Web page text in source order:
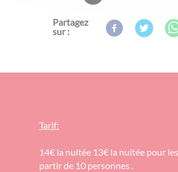
Partagez
sur :
Tarif:
14€ la nuitée 13€ la nuitée pour
partir de 10 personnes .